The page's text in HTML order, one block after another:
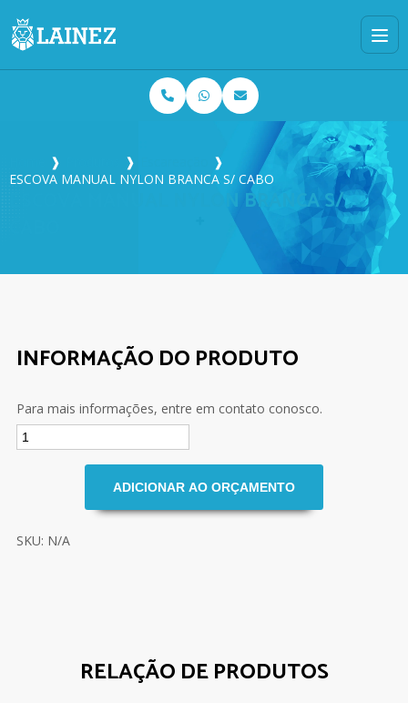
❱ ❱
❱
ESCOVA MANUAL NYLON BRANCA S/ CABO
ESCOVA MANUAL NYLON BRANCA S/
INFORMAÇÃO DO PRODUTO
Para mais informações, entre em contato conosco.
SKU: N/A
RELAÇÃO DE PRODUTOS